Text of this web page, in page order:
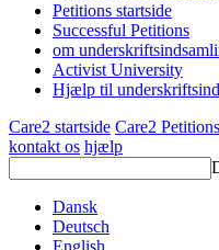
Petitions startside
Successful Petitions
om
Activist University
Hjælp til
Care2 startside Care2 Petitions
kontakt os hjælp
Dansk
Deutsch